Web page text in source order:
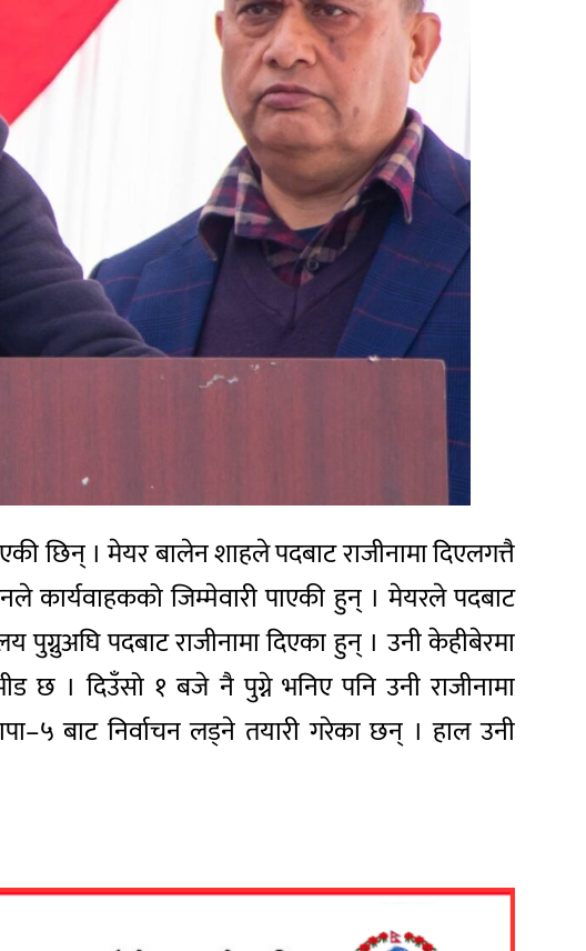
छिन् । मेयर बालेन शाहले पदबाट राजीनामा दिएलगत्तै
कार्यवाहकको जिम्मेवारी पाएकी हुन् । मेयरले पदबाट
पुग्नुअघि पदबाट राजीनामा दिएका हुन् । उनी केहीबेरमा
छ । दिउँसो १ बजे नै पुग्ने भनिए पनि उनी राजीनामा
बाट निर्वाचन लड्ने तयारी गरेका छन् । हाल उनी